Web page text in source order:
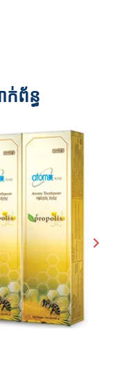
ព័ន្ធ
បន្ទា